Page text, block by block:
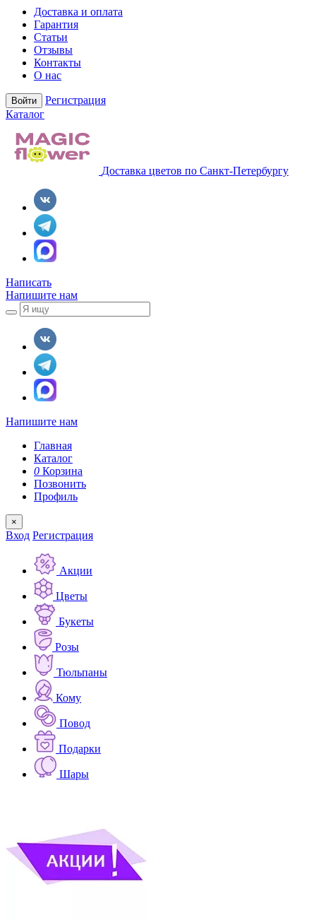
Доставка и оплата
Гарантия
Статьи
Отзывы
Контакты
О нас
Войти
Регистрация
Каталог
Доставка цветов по Санкт-Петербургу
Написать
Напишите нам
Напишите нам
Главная
Каталог
0 Корзина
Позвонить
Профиль
×
Вход Регистрация
Акции
Цветы
Букеты
Розы
Тюльпаны
Кому
Повод
Подарки
Шары